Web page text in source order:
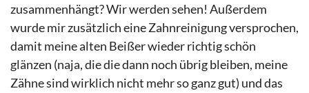
zusammenhängt? Wir werden sehen! Außerdem
wurde mir zusätzlich eine Zahnreinigung versprochen,
damit meine alten Beißer wieder richtig schön
glänzen (naja, die die dann noch übrig bleiben, meine
Zähne sind wirklich nicht mehr so ganz gut) und das